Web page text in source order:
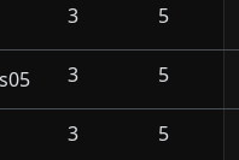
3 5
3 5
3 5